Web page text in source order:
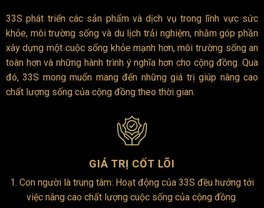
33S phát triển các sản phẩm và dịch vụ trong lĩnh vực sức
khỏe, môi trường sống và du lịch trải nghiệm, nhằm góp phần
xây dựng một cuộc sống khỏe mạnh hơn, môi trường sống an
toàn hơn và những hành trình ý nghĩa hơn cho cộng đồng. Qua
đó, 33S mong muốn mang đến những giá trị giúp nâng cao
chất lượng sống của cộng đồng theo thời gian.
GIÁ TRỊ CỐT LÕI
1. Con người là trung tâm: Hoạt động của 33S đều hướng tới
việc nâng cao chất lượng cuộc sống của cộng đồng.